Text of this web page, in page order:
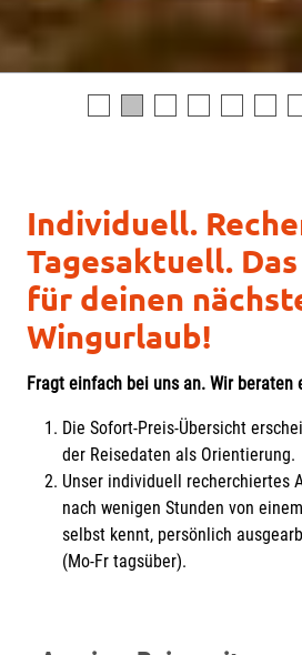
Individuell.
Tagesaktuell.
für deinen
Wingurlaub!
Fragt einfach bei uns an. Wir beraten
Die Sofort-Preis-Übersicht
der Reisedaten als Orientierung.
Unser individuell recherchiertes
nach wenigen Stunden von
selbst kennt, persönlich
(Mo-Fr tagsüber).